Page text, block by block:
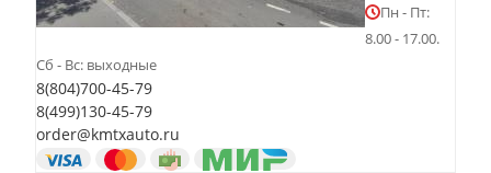
Пн - Пт:
8.00 - 17.00.
Сб - Вс: выходные
8(804)700-45-79
8(499)130-45-79
order@kmtxauto.ru